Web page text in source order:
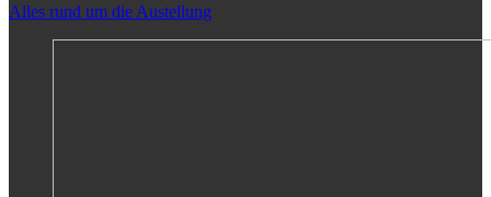
Alles rund um die Austellung